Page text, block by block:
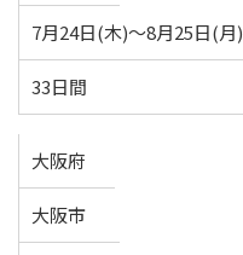
7月24日(木)～8月25日(月)
33日間
大阪府
大阪市